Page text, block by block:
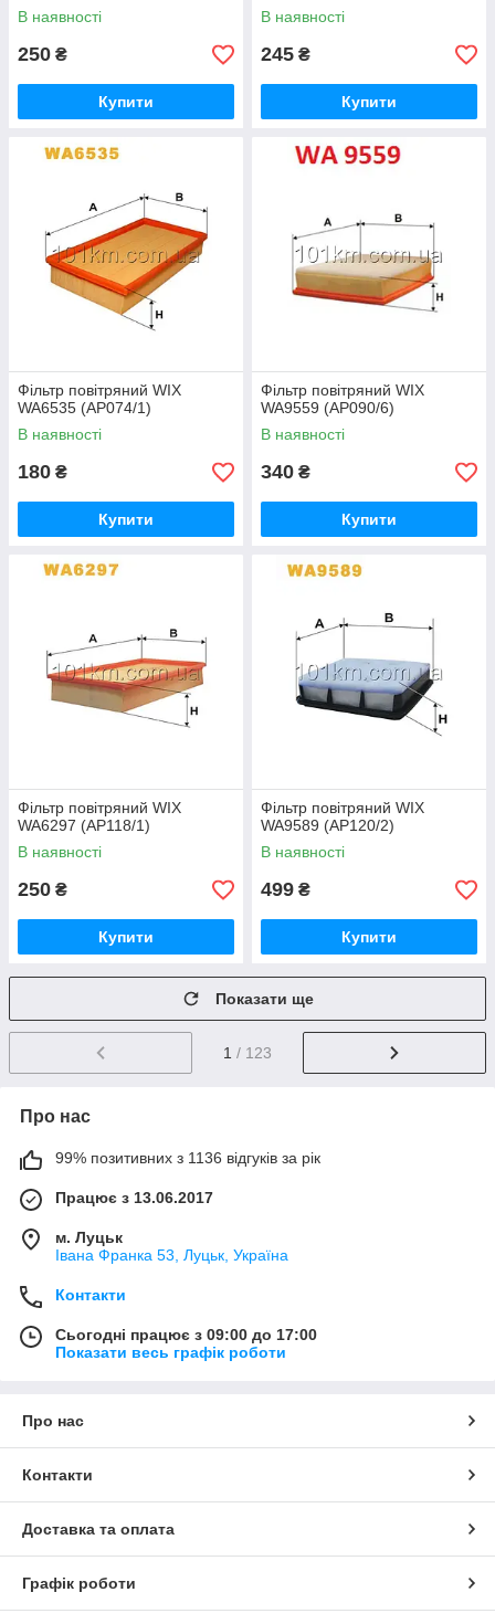
В наявності
250 ₴
Купити
В наявності
245 ₴
Купити
Фільтр повітряний WIX
WA6535 (AP074/1)
В наявності
180 ₴
Купити
Фільтр повітряний WIX
WA9559 (AP090/6)
В наявності
340 ₴
Купити
Фільтр повітряний WIX
WA6297 (AP118/1)
В наявності
250 ₴
Купити
Фільтр повітряний WIX
WA9589 (AP120/2)
В наявності
499 ₴
Купити
Показати ще
1 / 123
Про нас
99% позитивних з 1136 відгуків за рік
Працює з 13.06.2017
м. Луцьк
Івана Франка 53, Луцьк, Україна
Контакти
Сьогодні працює з 09:00 до 17:00
Показати весь графік роботи
Про нас
Контакти
Доставка та оплата
Графік роботи